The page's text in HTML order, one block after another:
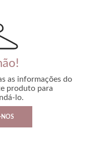
as informações do
produto para
lo.
NOS